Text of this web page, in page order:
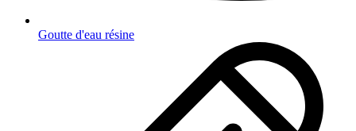
Goutte d'eau résine